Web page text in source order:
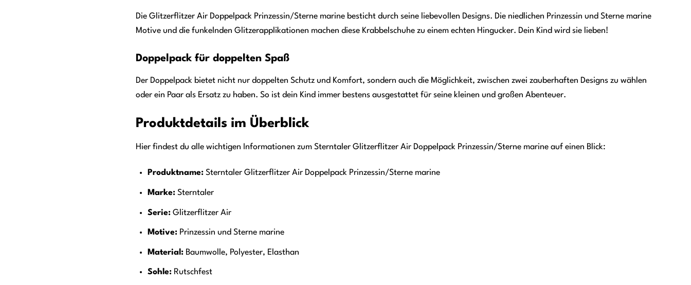
Die Glitzerflitzer Air Doppelpack Prinzessin/Sterne marine besticht durch seine liebevollen Designs. Die niedlichen Prinzessin und Sterne marine
Motive und die funkelnden Glitzerapplikationen machen diese Krabbelschuhe zu einem echten Hingucker. Dein Kind wird sie lieben!
Doppelpack für doppelten Spaß
Der Doppelpack bietet nicht nur doppelten Schutz und Komfort, sondern auch die Möglichkeit, zwischen zwei zauberhaften Designs zu wählen
oder ein Paar als Ersatz zu haben. So ist dein Kind immer bestens ausgestattet für seine kleinen und großen Abenteuer.
Produktdetails im Überblick
Hier findest du alle wichtigen Informationen zum Sterntaler Glitzerflitzer Air Doppelpack Prinzessin/Sterne marine auf einen Blick:
Produktname: Sterntaler Glitzerflitzer Air Doppelpack Prinzessin/Sterne marine
Marke: Sterntaler
Serie: Glitzerflitzer Air
Motive: Prinzessin und Sterne marine
Material: Baumwolle, Polyester, Elasthan
Sohle: Rutschfest